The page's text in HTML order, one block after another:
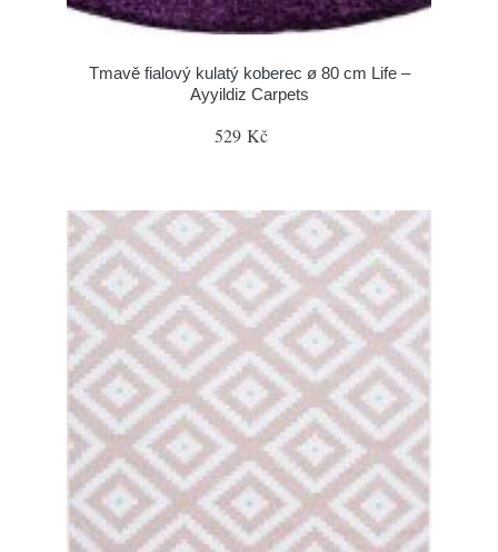
Tmavě fialový kulatý koberec ø 80 cm Life –
Ayyildiz Carpets
529 Kč